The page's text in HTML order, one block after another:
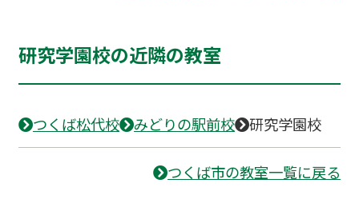
研究学園校の近隣の教室
つくば松代校 みどりの駅前校 研究学園校
つくば市の教室一覧に戻る